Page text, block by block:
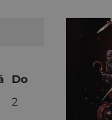
Do
2